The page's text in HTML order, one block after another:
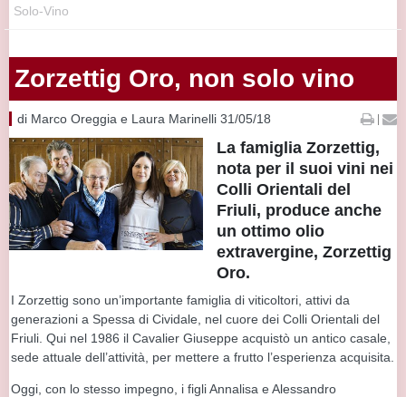
Solo-Vino
Zorzettig Oro, non solo vino
di Marco Oreggia e Laura Marinelli 31/05/18 |
La famiglia Zorzettig,
nota per il suoi vini nei
Colli Orientali del
Friuli, produce anche
un ottimo olio
extravergine, Zorzettig
Oro.
I Zorzettig sono un’importante famiglia di viticoltori, attivi da
generazioni a Spessa di Cividale, nel cuore dei Colli Orientali del
Friuli. Qui nel 1986 il Cavalier Giuseppe acquistò un antico casale,
sede attuale dell’attività, per mettere a frutto l’esperienza acquisita.
Oggi, con lo stesso impegno, i figli Annalisa e Alessandro